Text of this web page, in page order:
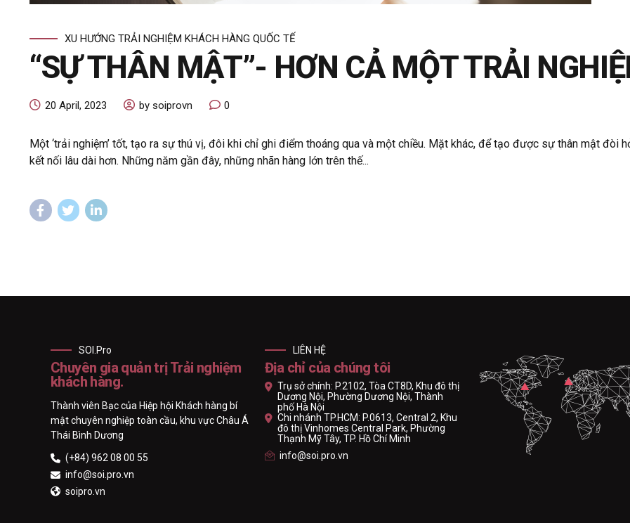
XU HƯỚNG TRẢI NGHIỆM KHÁCH HÀNG QUỐC TẾ
“SỰ THÂN MẬT”- HƠN CẢ MỘT TRẢI
20 April, 2023 by soiprovn 0
Một ‘trải nghiệm’ tốt, tạo ra sự thú vị, đôi khi chỉ ghi điểm thoáng qua và một chiều. Mặt khác, để tạo được sự thân mật đòi
kết nối lâu dài hơn. Những năm gần đây, những nhãn hàng lớn trên thế...
SOI.Pro
Chuyên gia quản trị Trải nghiệm
khách hàng.
Thành viên Bạc của Hiệp hội Khách hàng bí
mật chuyên nghiệp toàn cầu, khu vực Châu Á
Thái Bình Dương
(+84) 962 08 00 55
info@soi.pro.vn
soipro.vn
LIÊN HỆ
Địa chỉ của chúng tôi
Trụ sở chính: P.2102, Tòa CT8D, Khu đô thị
Dương Nội, Phường Dương Nội, Thành
phố Hà Nội
Chi nhánh TP.HCM: P.0613, Central 2, Khu
đô thị Vinhomes Central Park, Phường
Thạnh Mỹ Tây, TP. Hồ Chí Minh
info@soi.pro.vn